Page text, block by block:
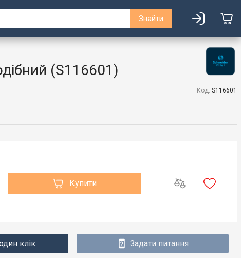
Знайти
(S116601)
Код: S116601
Купити
клік Задати питання